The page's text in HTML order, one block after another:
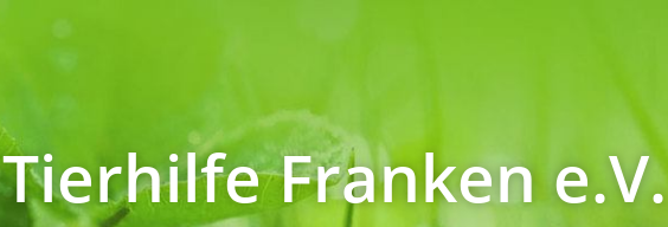
Tierhilfe Franken e.V.